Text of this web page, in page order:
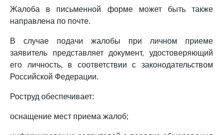
Жалоба в письменной форме может быть также
направлена по почте.
В случае подачи жалобы при личном приеме
заявитель представляет документ, удостоверяющий
его личность, в соответствии с законодательством
Российской Федерации.
Роструд обеспечивает:
оснащение мест приема жалоб;